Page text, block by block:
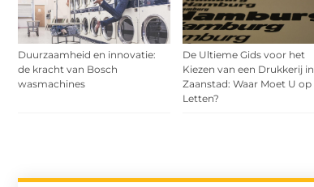
Duurzaamheid en innovatie:
de kracht van Bosch
wasmachines
De Ultieme Gids voor het
Kiezen van een Drukkerij in
Zaanstad: Waar Moet U op
Letten?